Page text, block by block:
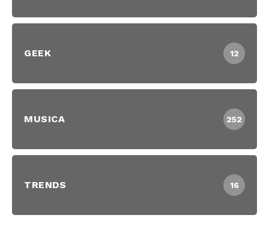
GEEK 12
MUSICA 252
TRENDS 16